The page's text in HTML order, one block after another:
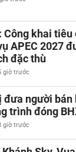
Công khai
APEC 2027
đặc thù
giờ trước
đưa người bán
trình đóng
giờ trước